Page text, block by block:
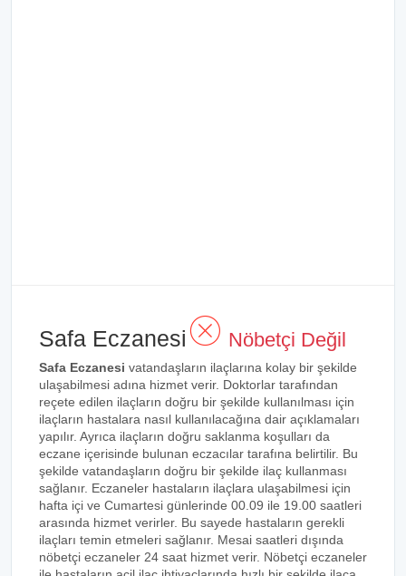
Safa Eczanesi Nöbetçi Değil
Safa Eczanesi vatandaşların ilaçlarına kolay bir şekilde
ulaşabilmesi adına hizmet verir. Doktorlar tarafından
reçete edilen ilaçların doğru bir şekilde kullanılması için
ilaçların hastalara nasıl kullanılacağına dair açıklamaları
yapılır. Ayrıca ilaçların doğru saklanma koşulları da
eczane içerisinde bulunan eczacılar tarafına belirtilir. Bu
şekilde vatandaşların doğru bir şekilde ilaç kullanması
sağlanır. Eczaneler hastaların ilaçlara ulaşabilmesi için
hafta içi ve Cumartesi günlerinde 00.09 ile 19.00 saatleri
arasında hizmet verirler. Bu sayede hastaların gerekli
ilaçları temin etmeleri sağlanır. Mesai saatleri dışında
nöbetçi eczaneler 24 saat hizmet verir. Nöbetçi eczaneler